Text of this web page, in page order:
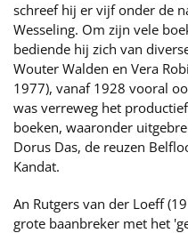
schreef hij er vijf onder de
Wesseling. Om zijn vele
bediende hij zich van
Wouter Walden en Vera
1977), vanaf 1928 vooral
was verreweg het
boeken, waaronder
Dorus Das, de reuzen
Kandat.
An Rutgers van der Loeff
grote baanbreker met het